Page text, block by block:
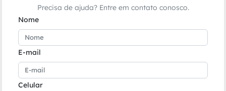
Precisa de ajuda? Entre em contato conosco.
Nome
E-mail
Celular